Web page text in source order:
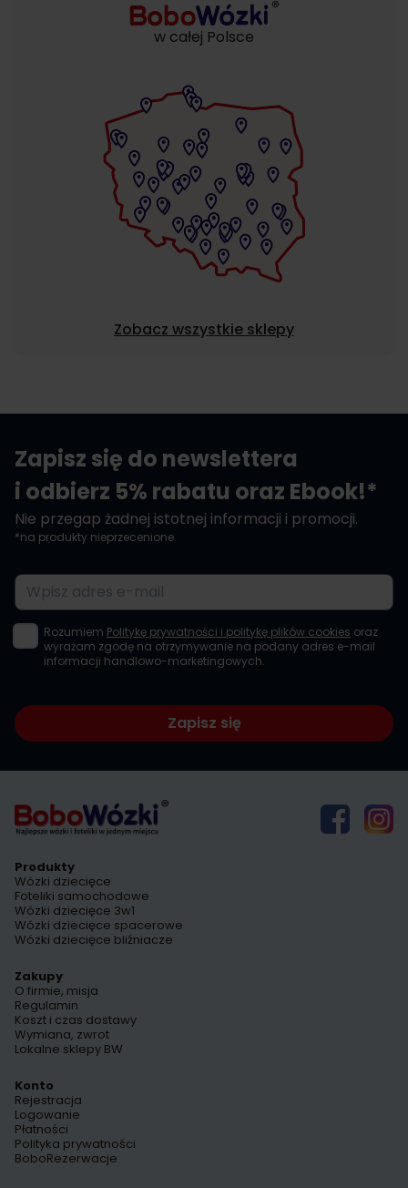
w całej Polsce
Zobacz wszystkie sklepy
Zapisz się do newslettera
i odbierz 5% rabatu oraz Ebook!*
Nie przegap żadnej istotnej informacji i promocji.
*na produkty nieprzecenione
Adres e-mail
Rozumiem Politykę prywatności i politykę plików cookies oraz
wyrażam zgodę na otrzymywanie na podany adres e-mail
informacji handlowo-marketingowych.
Zapisz się
Produkty
Wózki dziecięce
Foteliki samochodowe
Wózki dziecięce 3w1
Wózki dziecięce spacerowe
Wózki dziecięce bliźniacze
Zakupy
O firmie, misja
Regulamin
Koszt i czas dostawy
Wymiana, zwrot
Lokalne sklepy BW
Konto
Rejestracja
Logowanie
Płatności
Polityka prywatności
BoboRezerwacje